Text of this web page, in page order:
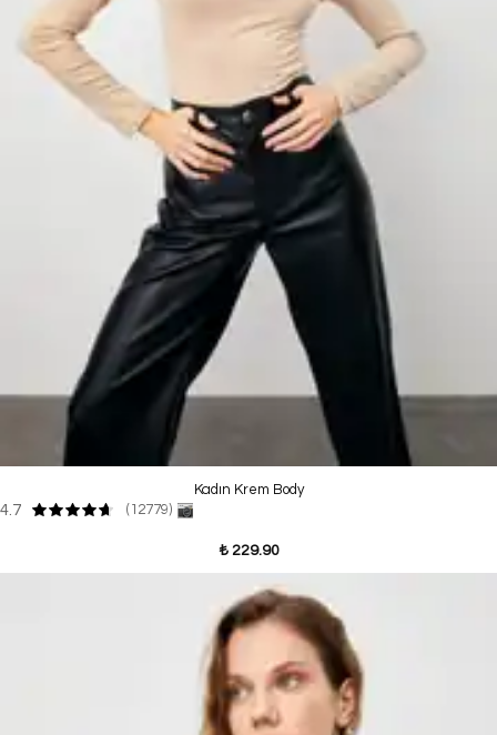
Kadın Krem Body
4.7 (12779)
₺ 229.90